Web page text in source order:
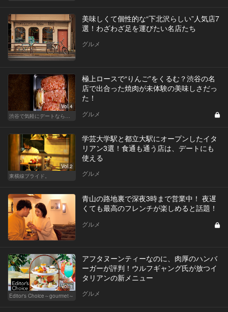
美味しくて個性的な“下北沢らしい”人気店7
選！わざわざ足を運びたい名店たち
グルメ
Vol.4
極上ロースで“りんご”をくるむ？渋谷の名
店で出合った焼肉が未体験の美味しさだっ
た！
グルメ
Vol.2
東横線プライド。
学芸大学駅と都立大駅にオープンしたイタ
リアン3選！食通も通う店は、デートにも
使える
グルメ
青山の路地裏で深夜3時まで営業中！ 夜遅
くても最高のフレンチが楽しめると話題！
グルメ
Vol.1
Editor's Choice～gourmet～
アフタヌーンティーなのに、肉厚のハンバ
ーガーが評判！ウルフギャング氏が放つイ
タリアンの新メニュー
グルメ